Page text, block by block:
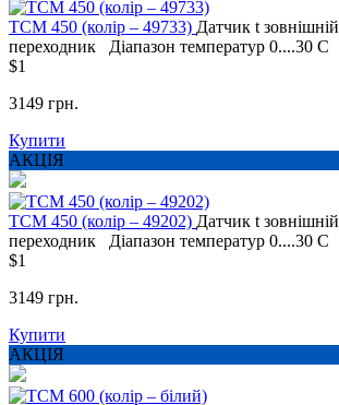
ТСМ 450 (колір – 49733) Датчик t зовнішній
переходник
Діапазон температур 0....30 С
$1
3149 грн.
Купити
АКЦІЯ
ТСМ 450 (колір – 49202) Датчик t зовнішній
переходник
Діапазон температур 0....30 С
$1
3149 грн.
Купити
АКЦІЯ